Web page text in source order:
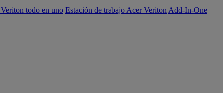
todo en uno Estación de trabajo Acer Veriton Add-In-One